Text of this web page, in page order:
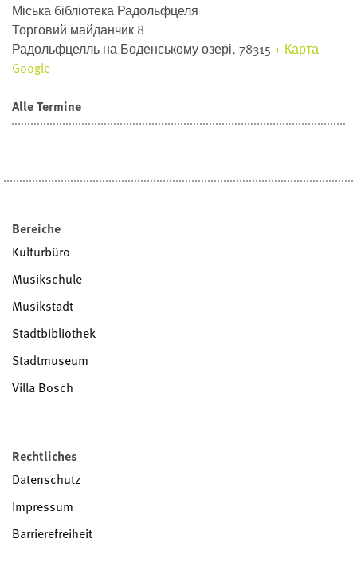
Міська бібліотека Радольфцеля
Торговий майданчик 8
Радольфцелль на Боденському озері, 78315 + Карта
Google
Alle Termine
Bereiche
Kulturbüro
Musikschule
Musikstadt
Stadtbibliothek
Stadtmuseum
Villa Bosch
Rechtliches
Datenschutz
Impressum
Barrierefreiheit